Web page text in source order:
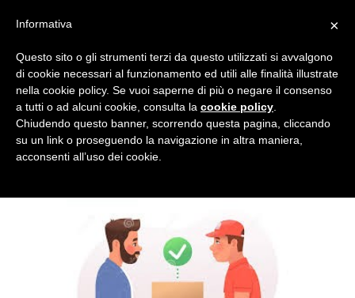
IMAGES41
×
Informativa
Questo sito o gli strumenti terzi da questo utilizzati si avvalgono
di cookie necessari al funzionamento ed utili alle finalità illustrate
nella cookie policy. Se vuoi saperne di più o negare il consenso
a tutti o ad alcuni cookie, consulta la cookie policy
Chiudendo questo banner, scorrendo questa pagina, cliccando
su un link o proseguendo la navigazione in altra maniera,
acconsenti all’uso dei cookie.